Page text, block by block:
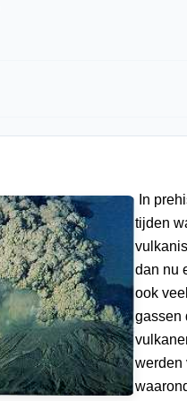
In
tijden
dan nu
ook
gassen
werden